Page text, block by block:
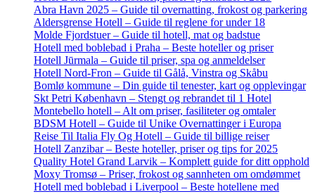
Abra Havn 2025 – Guide til overnatting, frokost og parkering
Aldersgrense Hotell – Guide til reglene for under 18
Molde Fjordstuer – Guide til hotell, mat og badstue
Hotell med boblebad i Praha – Beste hoteller og priser
Hotell Jūrmala – Guide til priser, spa og anmeldelser
Hotell Nord-Fron – Guide til Gålå, Vinstra og Skåbu
Bomlø kommune – Din guide til tenester, kart og opplevingar
Skt Petri København – Stengt og rebrandet til 1 Hotel
Montebello hotell – Alt om priser, fasiliteter og omtaler
BDSM Hotell – Guide til Unike Overnattinger i Europa
Reise Til Italia Fly Og Hotell – Guide til billige reiser
Hotell Zanzibar – Beste hoteller, priser og tips for 2025
Quality Hotel Grand Larvik – Komplett guide for ditt opphold
Moxy Tromsø – Priser, frokost og sannheten om omdømmet
Hotell med boblebad i Liverpool – Beste hotellene med